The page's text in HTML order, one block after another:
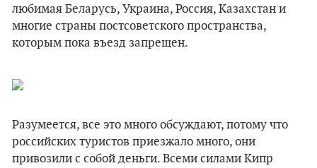
любимая Беларусь, Украина, Россия, Казахстан и
многие страны постсоветского пространства,
которым пока въезд запрещен.
Разумеется, все это много обсуждают, потому что
российских туристов приезжало много, они
привозили с собой деньги. Всеми силами Кипр